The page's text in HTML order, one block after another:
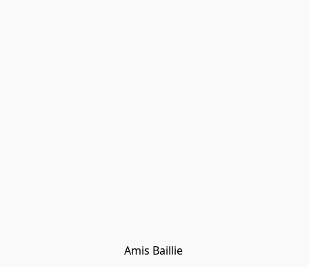
Amis Baillie